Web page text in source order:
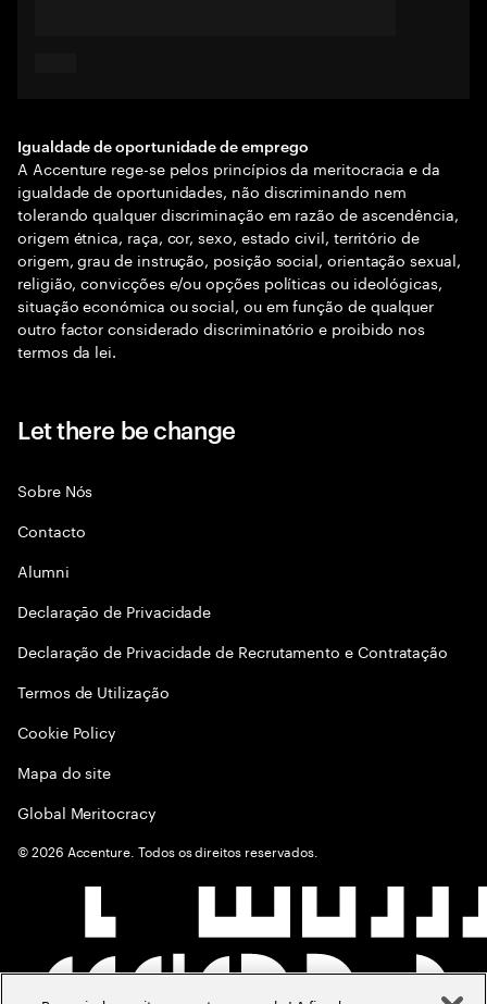
Igualdade de oportunidade de emprego
A Accenture rege-se pelos princípios da meritocracia e da
igualdade de oportunidades, não discriminando nem
tolerando qualquer discriminação em razão de ascendência,
origem étnica, raça, cor, sexo, estado civil, território de
origem, grau de instrução, posição social, orientação sexual,
religião, convicções e/ou opções políticas ou ideológicas,
situação económica ou social, ou em função de qualquer
outro factor considerado discriminatório e proibido nos
termos da lei.
Let there be change
Sobre Nós
Contacto
Alumni
Declaraçāo de Privacidade
Declaração de Privacidade de Recrutamento e Contratação
Termos de Utilização
Cookie Policy
Mapa do site
Global Meritocracy
©2026 Accenture. Todos os direitos reservados.